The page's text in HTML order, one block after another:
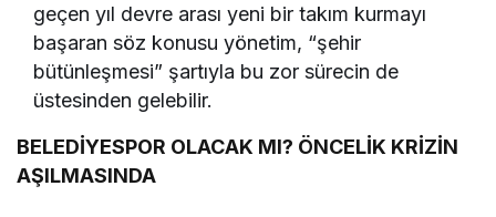
geçen yıl devre arası yeni bir takım kurmayı
başaran söz konusu yönetim, “şehir
bütünleşmesi” şartıyla bu zor sürecin de
üstesinden gelebilir.
BELEDİYESPOR OLACAK MI? ÖNCELİK KRİZİN
AŞILMASINDA